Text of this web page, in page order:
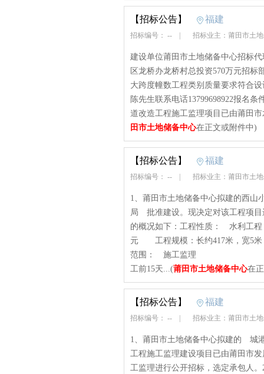
【招标公告】 福建
招标编号： -- 招标业主：莆田市土
建设单位莆田市土地储备中心招标
区龙桥办龙桥村总投资570万元招
大跨度幢数工程类别质量要求符合
陈先生联系电话13799698922报名
道改造工程施工监理项目已由莆田
田市土地储备中心在正文或附件中)
【招标公告】 福建
招标编号： -- 招标业主：莆田市土
1、莆田市土地储备中心拟建的西
局 批准建设。现决定对该工程项目
的概况如下：工程性质
元 工程规模：长约
范围： 施工监理 建设地
工前15天...(莆田市土地储备中心在
【招标公告】 福建
招标编号： -- 招标业主：莆田市土
1、莆田市土地储备中心拟建的 城
工程施工监理建设项目已由莆田市
工监理进行公开招标，选定承包